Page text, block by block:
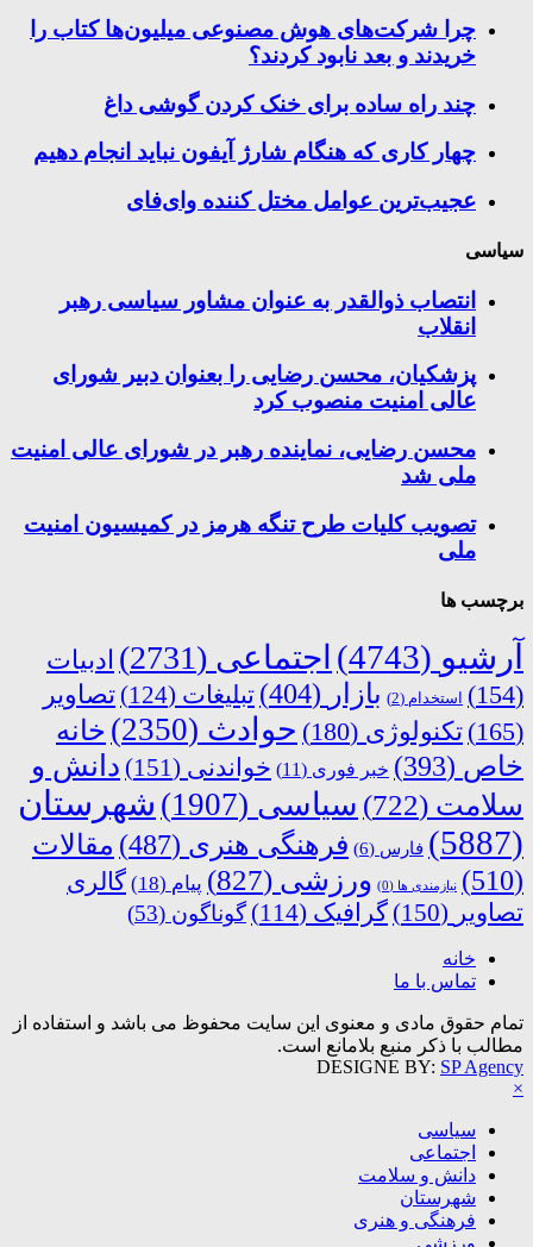
چرا شرکت‌های هوش مصنوعی میلیون‌ها کتاب را
خریدند و بعد نابود کردند؟
چند راه‌ ساده برای خنک کردن گوشی داغ
چهار کاری که هنگام شارژ آیفون نباید انجام دهیم
عجیب‌ترین عوامل مختل کننده وای‌فای
سیاسی
انتصاب ذوالقدر به عنوان مشاور سیاسی رهبر
انقلاب
پزشکیان، محسن رضایی را بعنوان دبیر شورای
عالی امنیت منصوب کرد
محسن رضایی، نماینده رهبر در شورای عالی امنیت
ملی شد
تصویب کلیات طرح تنگه هرمز در کمیسیون امنیت
ملی
برچسب ها
آرشیو (4743) اجتماعی (2731)
ادبیات
(154)
استخدام (2) بازار (404) تبلیغات (124)
تصاویر
(165)
تکنولوژی (180) حوادث (2350)
خانه
خاص (393) خبر فوری (11) خواندنی (151)
دانش و
سلامت (722) سیاسی (1907)
شهرستان
(5887)
فارس (6) فرهنگی هنری (487)
مقالات
(510)
نیازمندی ها (0) ورزشی (827) پیام (18)
گالری
تصاویر (150) گرافیک (114) گوناگون (53)
خانه
تماس با ما
تمام حقوق مادی و معنوی این سایت محفوظ می باشد و استفاده از
مطالب با ذکر منبع بلامانع است.
DESIGNE BY: SP Agency
×
سیاسی
اجتماعی
دانش و سلامت
شهرستان
فرهنگی و هنری